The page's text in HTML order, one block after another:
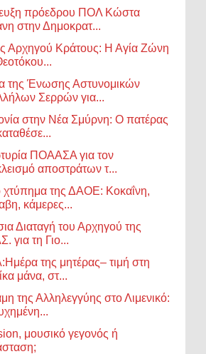
πρόεδρου ΠΟΛ Κώστα
στην Δημοκρατ...
Αρχηγού Κράτους: Η Αγία Ζώνη
της Ένωσης Αστυνομικών
Σερρών για...
στην Νέα Σμύρνη: Ο πατέρας
ΠΟΑΑΣΑ για τον
αποστράτων τ...
χτύπημα της ΔΑΟΕ: Κοκαΐνη,
κάμερες...
Διαταγή του Αρχηγού της
για τη Γιο...
της μητέρας– τιμή στη
μάνα, στ...
της Αλληλεγγύης στο Λιμενικό:
μουσικό γεγονός ή